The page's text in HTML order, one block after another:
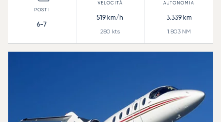
6-7
519 km/h
280 kts
3.339km
1.803NM